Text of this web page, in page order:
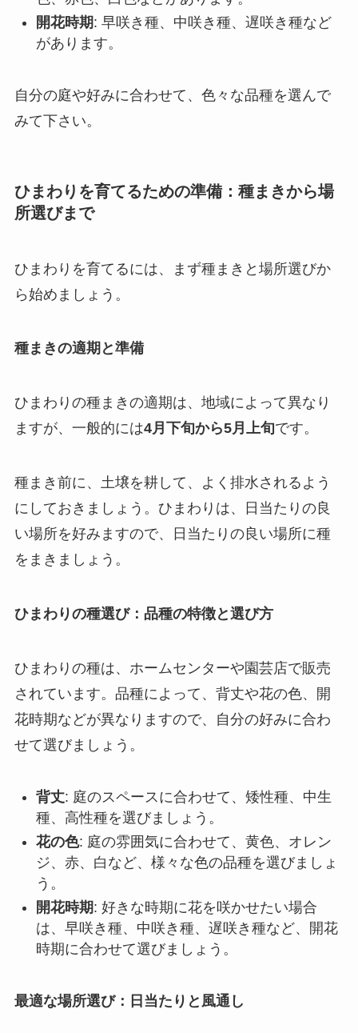
開花時期: 早咲き種、中咲き種、遅咲き種など
があります。
自分の庭や好みに合わせて、色々な品種を選んで
みて下さい。
ひまわりを育てるための準備：種まきから場
所選びまで
ひまわりを育てるには、まず種まきと場所選びか
ら始めましょう。
種まきの適期と準備
ひまわりの種まきの適期は、地域によって異なり
ますが、一般的には4月下旬から5月上旬です。
種まき前に、土壌を耕して、よく排水されるよう
にしておきましょう。ひまわりは、日当たりの良
い場所を好みますので、日当たりの良い場所に種
をまきましょう。
ひまわりの種選び：品種の特徴と選び方
ひまわりの種は、ホームセンターや園芸店で販売
されています。品種によって、背丈や花の色、開
花時期などが異なりますので、自分の好みに合わ
せて選びましょう。
背丈: 庭のスペースに合わせて、矮性種、中生
種、高性種を選びましょう。
花の色: 庭の雰囲気に合わせて、黄色、オレン
ジ、赤、白など、様々な色の品種を選びましょ
う。
開花時期: 好きな時期に花を咲かせたい場合
は、早咲き種、中咲き種、遅咲き種など、開花
時期に合わせて選びましょう。
最適な場所選び：日当たりと風通し